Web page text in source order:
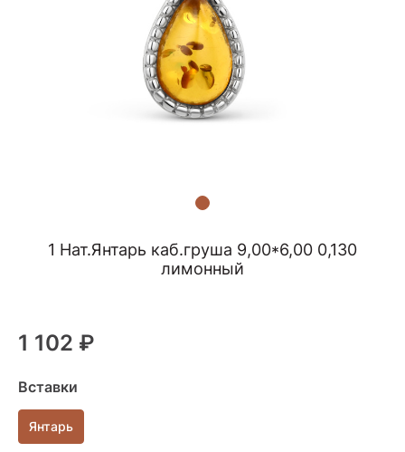
1 Нат.Янтарь каб.груша 9,00*6,00 0,130
лимонный
1 102 ₽
Вставки
Янтарь